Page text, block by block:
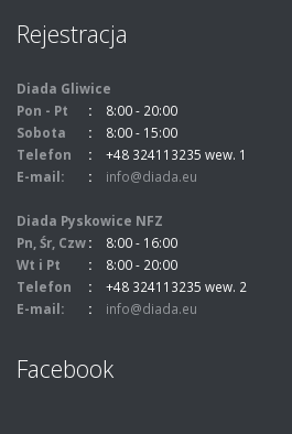
Rejestracja
Diada Gliwice
Pon - Pt
8:00 - 20:00
Sobota
8:00 - 15:00
Telefon
+48 324113235 wew. 1
E-mail:
info@diada.eu
Diada Pyskowice NFZ
Pn, Śr, Czw
8:00 - 16:00
Wt i Pt
8:00 - 20:00
Telefon
+48 324113235 wew. 2
E-mail:
info@diada.eu
Facebook